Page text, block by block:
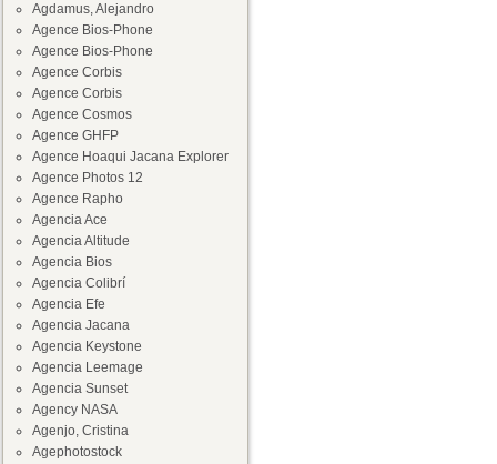
Agdamus, Alejandro
Agence Bios-Phone
Agence Bios-Phone
Agence Corbis
Agence Corbis
Agence Cosmos
Agence GHFP
Agence Hoaqui Jacana Explorer
Agence Photos 12
Agence Rapho
Agencia Ace
Agencia Altitude
Agencia Bios
Agencia Colibrí
Agencia Efe
Agencia Jacana
Agencia Keystone
Agencia Leemage
Agencia Sunset
Agency NASA
Agenjo, Cristina
Agephotostock